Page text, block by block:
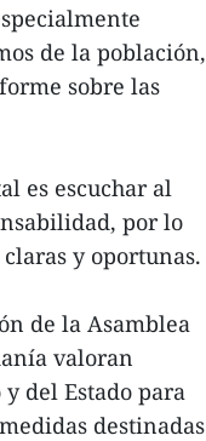
de la población,
sobre las
es escuchar al
por lo
y oportunas.
de la Asamblea
valoran
del Estado para
destinadas